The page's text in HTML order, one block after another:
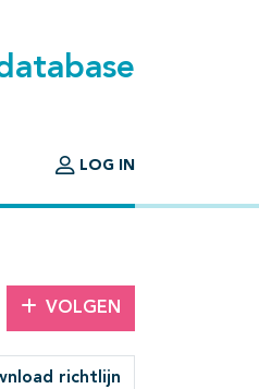
LOG IN
VOLGEN
richtlijn